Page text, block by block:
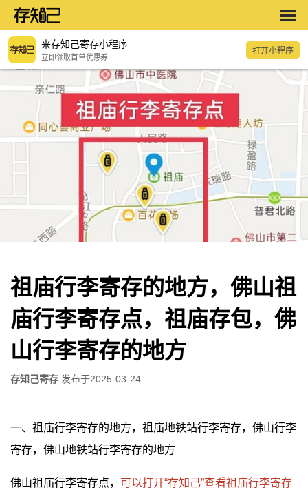
来存知己寄存小程序
立即领取首单优惠券
打开小程序
祖庙行李寄存的地方，佛山祖
庙行李寄存点，祖庙存包，佛
山行李寄存的地方
存知己寄存 发布于2025-03-24
一、祖庙行李寄存的地方，祖庙地铁站行李寄存，佛山行李
寄存，佛山地铁站行李寄存的地方
佛山祖庙行李寄存点， 可以打开“存知己”查看祖庙行李寄存